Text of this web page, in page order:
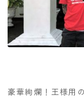
豪華絢爛！王様用